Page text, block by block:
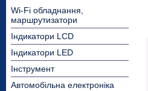
Wi-Fi обладнання,
маршрутизатори
Індикатори LCD
Індикатори LED
Інструмент
Автомобільна електроніка